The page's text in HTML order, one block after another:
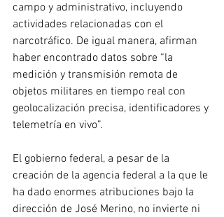
campo y administrativo, incluyendo
actividades relacionadas con el
narcotráfico. De igual manera, afirman
haber encontrado datos sobre “la
medición y transmisión remota de
objetos militares en tiempo real con
geolocalización precisa, identificadores y
telemetría en vivo”.
El gobierno federal, a pesar de la
creación de la agencia federal a la que le
ha dado enormes atribuciones bajo la
dirección de José Merino, no invierte ni